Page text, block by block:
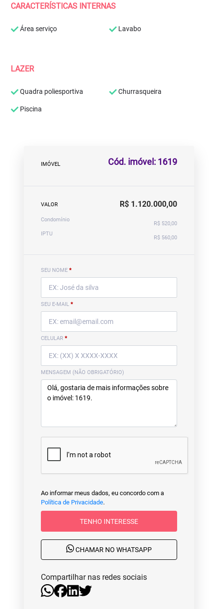
CARACTERÍSTICAS INTERNAS
Área serviço Lavabo
LAZER
Quadra poliesportiva Churrasqueira
Piscina
IMÓVEL Cód. imóvel: 1619
VALOR R$ 1.120.000,00
Condomínio
R$ 520,00
IPTU
R$ 560,00
SEU NOME *
SEU E-MAIL *
CELULAR *
MENSAGEM (NÃO OBRIGATÓRIO)
Ao informar meus dados, eu concordo com a
Política de Privacidade.
TENHO INTERESSE
CHAMAR NO WHATSAPP
Compartilhar nas redes sociais